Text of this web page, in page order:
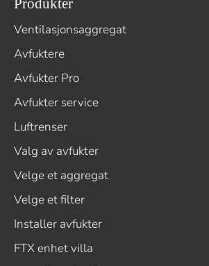
Produkter
Ventilasjonsaggregat
Avfuktere
Avfukter Pro
Avfukter service
Luftrenser
Valg av avfukter
Velge et aggregat
Velge et filter
Installer avfukter
FTX enhet villa